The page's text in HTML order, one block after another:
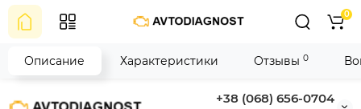
+38 (068) 656-0704
0
Описание Характеристики Отзывы 0